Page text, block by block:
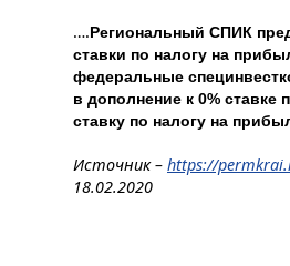
….Региональный СПИК
ставки по налогу на
федеральные
в дополнение к 0% ставке
ставку по налогу на
Источник – https://
18.02.2020